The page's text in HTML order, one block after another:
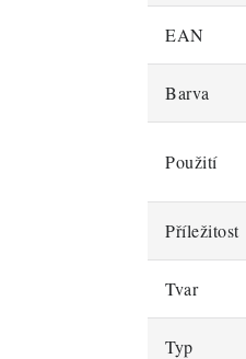
EAN
Barva
Použití
Příležitost
Tvar
Typ